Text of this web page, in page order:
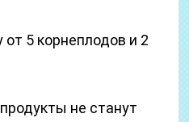
от 5 корнеплодов и 2
не станут